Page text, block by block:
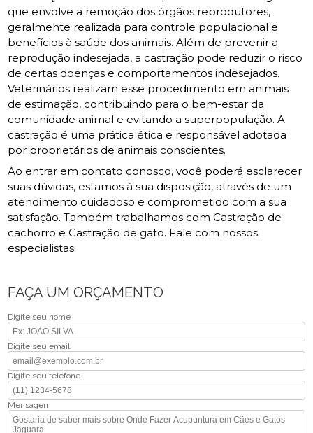
que envolve a remoção dos órgãos reprodutores,
geralmente realizada para controle populacional e
benefícios à saúde dos animais. Além de prevenir a
reprodução indesejada, a castração pode reduzir o risco
de certas doenças e comportamentos indesejados.
Veterinários realizam esse procedimento em animais
de estimação, contribuindo para o bem-estar da
comunidade animal e evitando a superpopulação. A
castração é uma prática ética e responsável adotada
por proprietários de animais conscientes.
Ao entrar em contato conosco, você poderá esclarecer
suas dúvidas, estamos à sua disposição, através de um
atendimento cuidadoso e comprometido com a sua
satisfação. Também trabalhamos com Castração de
cachorro e Castração de gato. Fale com nossos
especialistas.
FAÇA UM ORÇAMENTO
Digite seu nome
Digite seu email
Digite seu telefone
Mensagem